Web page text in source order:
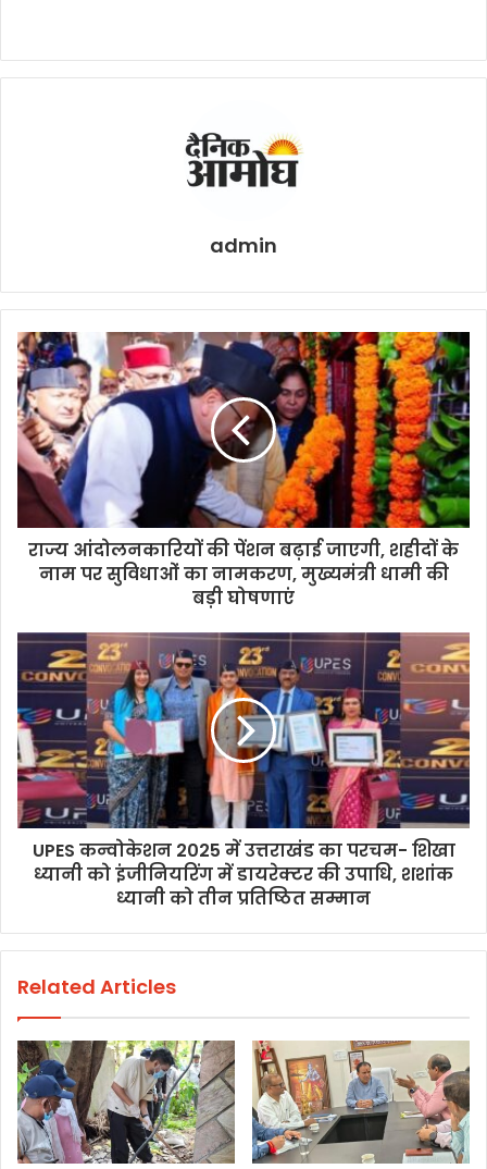
admin
राज्य आंदोलनकारियों की पेंशन बढ़ाई जाएगी, शहीदों के
नाम पर सुविधाओं का नामकरण, मुख्यमंत्री धामी की
बड़ी घोषणाएं
UPES कन्वोकेशन 2025 में उत्तराखंड का परचम- शिखा
ध्यानी को इंजीनियरिंग में डायरेक्टर की उपाधि, शशांक
ध्यानी को तीन प्रतिष्ठित सम्मान
Related Articles